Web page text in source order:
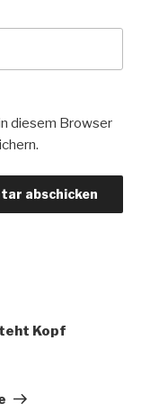
diesem Browser
Kopf